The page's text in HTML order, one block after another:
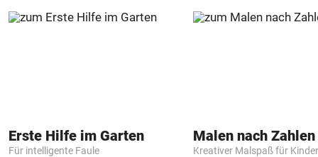
Erste Hilfe im Garten
Für intelligente Faule Kreativer Malspaß für Kinder